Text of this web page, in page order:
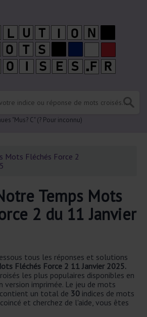
"Mus? C" (? Pour inconnu)
Mots Fléchés Force 2
Temps Mots
2 du 11 Janvier
tous les réponses et solutions
Fléchés Force 2 11 Janvier 2025.
les plus populaires disponibles en
version imprimée. Le jeu de mots
un total de 30 indices de mots
et cherchez de l'aide, vous êtes